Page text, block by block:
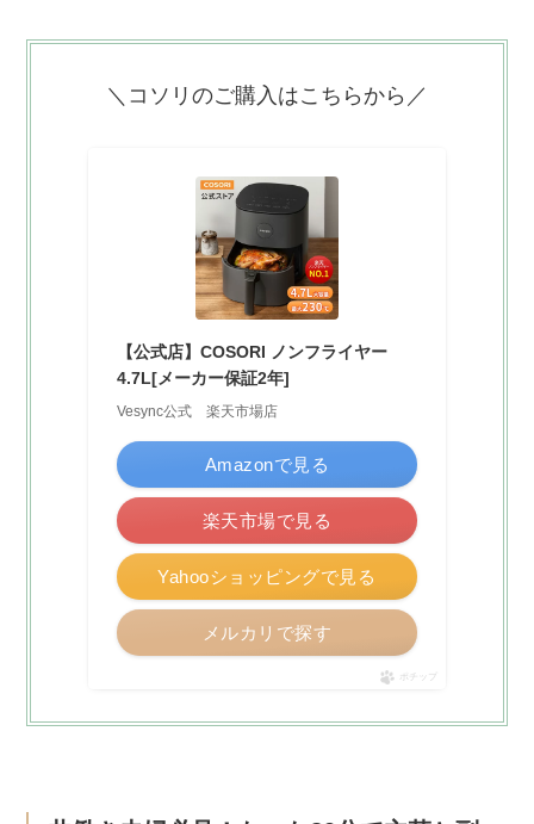
＼コソリのご購入はこちらから／
【公式店】COSORI ノンフライヤー
4.7L[メーカー保証2年]
Vesync公式 楽天市場店
Amazonで見る
楽天市場で見る
Yahooショッピングで見る
メルカリで探す
ポチップ